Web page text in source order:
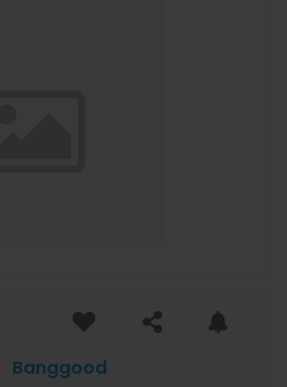
Banggood